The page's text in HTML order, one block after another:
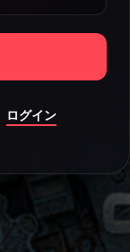
ログイン